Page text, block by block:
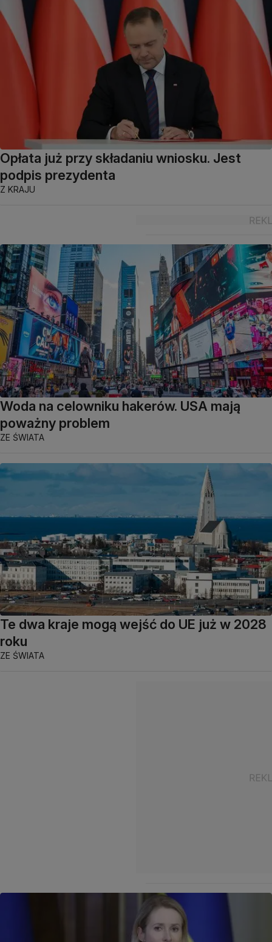
Opłata już przy składaniu wniosku. Jest
podpis prezydenta
Z KRAJU
Woda na celowniku hakerów. USA mają
poważny problem
ZE ŚWIATA
Te dwa kraje mogą wejść do UE już w 2028
roku
ZE ŚWIATA